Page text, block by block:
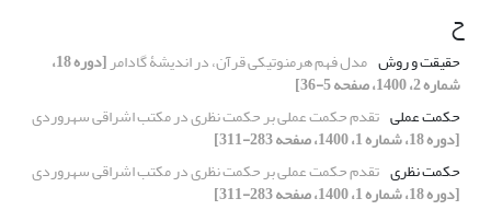
ح
حقیقت و روش مدل فهم هرمنوتیکی قرآن، در اندیشۀ گادامر [دوره 18،
شماره 2، 1400، صفحه 5-36]
حکمت عملی تقدم حکمت عملی بر حکمت نظری در مکتب اشراقی سهروردی
[دوره 18، شماره 1، 1400، صفحه 283-311]
حکمت نظری تقدم حکمت عملی بر حکمت نظری در مکتب اشراقی سهروردی
[دوره 18، شماره 1، 1400، صفحه 283-311]